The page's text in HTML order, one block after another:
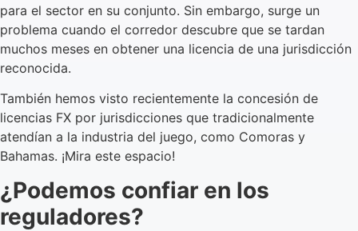
para el sector en su conjunto. Sin embargo, surge un
problema cuando el corredor descubre que se tardan
muchos meses en obtener una licencia de una jurisdicción
reconocida.
También hemos visto recientemente la concesión de
licencias FX por jurisdicciones que tradicionalmente
atendían a la industria del juego, como Comoras y
Bahamas. ¡Mira este espacio!
¿Podemos confiar en los
reguladores?